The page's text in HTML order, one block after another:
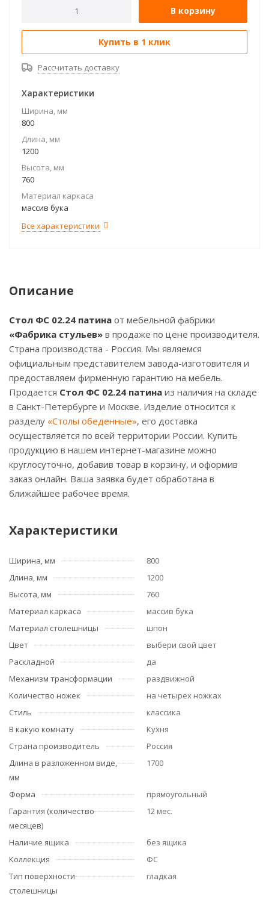
В корзину
Купить в 1 клик
Рассчитать доставку
Характеристики
Ширина, мм
800
Длина, мм
1200
Высота, мм
760
Материал каркаса
массив бука
Все характеристики
Описание
Стол ФС 02.24 патина от мебельной фабрики
«Фабрика стульев» в продаже по цене производителя.
Страна производства - Россия. Мы являемся
официальным представителем завода-изготовителя и
предоставляем фирменную гарантию на мебель.
Продается Стол ФС 02.24 патина из наличия на складе
в Санкт-Петербурге и Москве. Изделие относится к
разделу «Столы обеденные», его доставка
осуществляется по всей территории России. Купить
продукцию в нашем интернет-магазине можно
круглосуточно, добавив товар в корзину, и оформив
заказ онлайн. Ваша заявка будет обработана в
ближайшее рабочее время.
Характеристики
Ширина, мм
800
Длина, мм
1200
Высота, мм
760
Материал каркаса
массив бука
Материал столешницы
шпон
Цвет
выбери свой цвет
Раскладной
да
Механизм трансформации
раздвижной
Количество ножек
на четырех ножках
Стиль
классика
В какую комнату
Кухня
Страна производитель
Россия
Длина в разложенном виде,
мм
1700
Форма
прямоугольный
Гарантия (количество
месяцев)
12 мес.
Наличие ящика
без ящика
Коллекция
ФС
Тип поверхности
столешницы
гладкая